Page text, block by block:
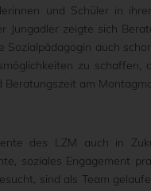
und Schüler in
Jungadler zeigte sich
auch
zu schaffen,
am
des LZM auch in
soziales Engagement
sind als Team